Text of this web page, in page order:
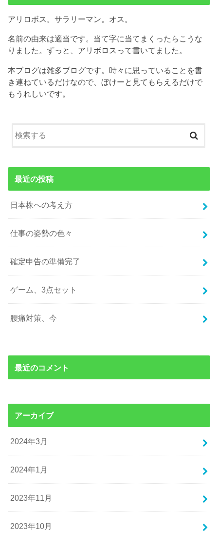
アリロボス。サラリーマン。オス。
名前の由来は適当です。当て字に当てまくったらこうな
りました。ずっと、アリボロスって書いてました。
本ブログは雑多ブログです。時々に思っていることを書
き連ねているだけなので、ぼけーと見てもらえるだけで
もうれしいです。
最近の投稿
日本株への考え方
仕事の姿勢の色々
確定申告の準備完了
ゲーム、3点セット
腰痛対策、今
最近のコメント
アーカイブ
2024年3月
2024年1月
2023年11月
2023年10月